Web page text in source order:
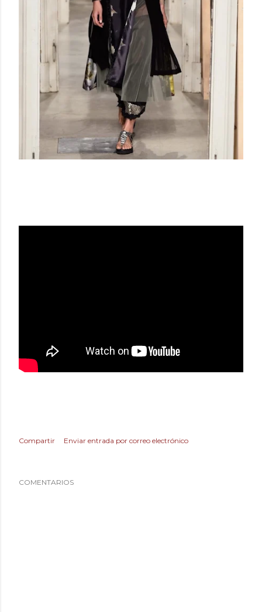
Compartir Enviar entrada por correo electrónico
COMENTARIOS